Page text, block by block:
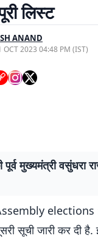
लिस्ट
ANAND
OCT 2023 04:48 PM (IST)
पूर्व मुख्यमंत्री वसुंधरा
elections
सूची जारी कर दी